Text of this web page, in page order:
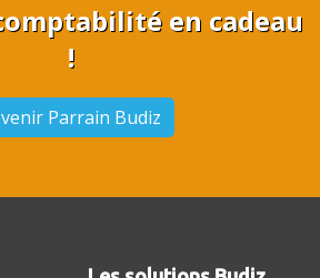
en cadeau
!
Parrain Budiz